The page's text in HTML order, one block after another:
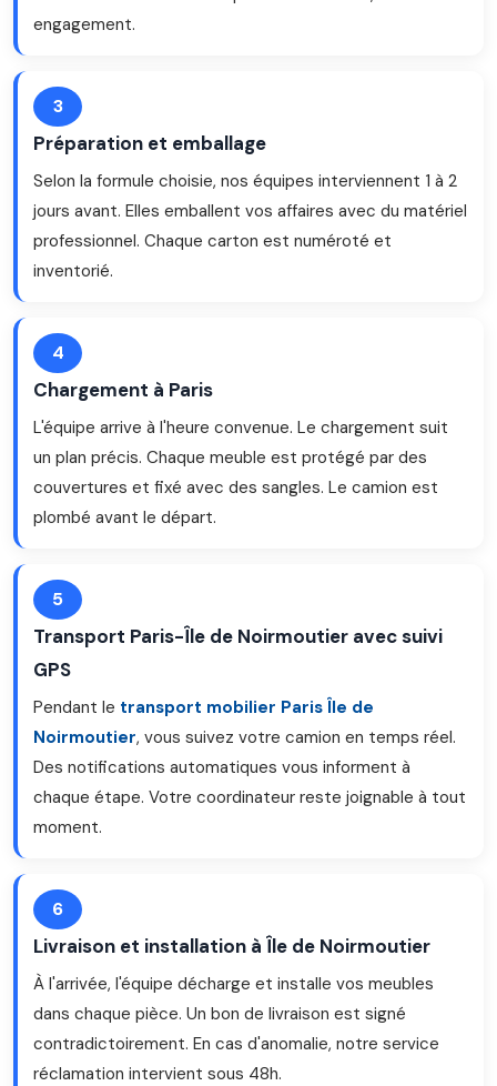
engagement.
3
Préparation et emballage
Selon la formule choisie, nos équipes interviennent 1 à 2
jours avant. Elles emballent vos affaires avec du matériel
professionnel. Chaque carton est numéroté et
inventorié.
4
Chargement à Paris
L'équipe arrive à l'heure convenue. Le chargement suit
un plan précis. Chaque meuble est protégé par des
couvertures et fixé avec des sangles. Le camion est
plombé avant le départ.
5
Transport Paris-Île de Noirmoutier avec suivi
GPS
Pendant le transport mobilier Paris Île de
Noirmoutier, vous suivez votre camion en temps réel.
Des notifications automatiques vous informent à
chaque étape. Votre coordinateur reste joignable à tout
moment.
6
Livraison et installation à Île de Noirmoutier
À l'arrivée, l'équipe décharge et installe vos meubles
dans chaque pièce. Un bon de livraison est signé
contradictoirement. En cas d'anomalie, notre service
réclamation intervient sous 48h.